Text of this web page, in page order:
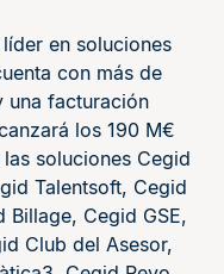
en soluciones
con más de
una facturación
los 190 M€
soluciones Cegid
Talentsoft, Cegid
Cegid GSE,
Club del Asesor,